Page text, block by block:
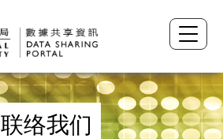
联络我们